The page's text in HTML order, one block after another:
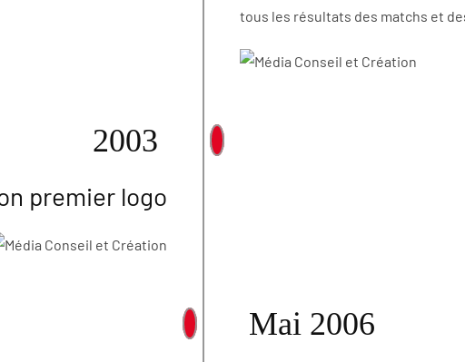
tous les résultats des matchs et
2003
premier logo
Mai 2006